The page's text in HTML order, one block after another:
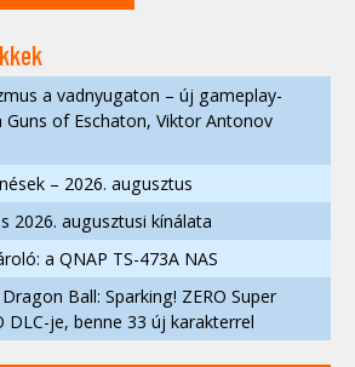
a vadnyugaton – új gameplay-
of Eschaton, Viktor Antonov
– 2026. augusztus
2026. augusztusi kínálata
a QNAP TS-473A NAS
Ball: Sparking! ZERO Super
DLC-je, benne 33 új karakterrel